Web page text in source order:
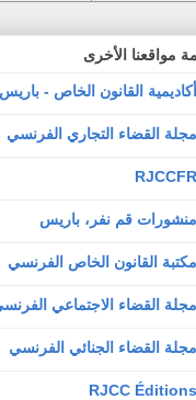
مواقعنا الأخرى
أكاديمية القانون الخاص - باريس
مجلة القضاء التجاري الفرنسي
RJCCFR
منشورات قم نفر، باريس
مكتبة القانون الخاص الفرنسي
مجلة القضاء الاجتماعي
مجلة القضاء الجنائي الفرنسي
RJCC Éditions